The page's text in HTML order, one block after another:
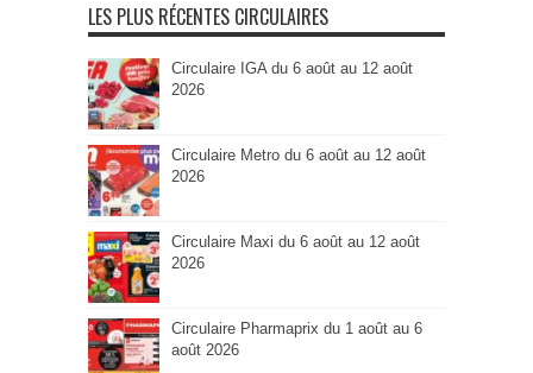
LES PLUS RÉCENTES CIRCULAIRES
Circulaire IGA du 6 août au 12 août
2026
Circulaire Metro du 6 août au 12 août
2026
Circulaire Maxi du 6 août au 12 août
2026
Circulaire Pharmaprix du 1 août au 6
août 2026